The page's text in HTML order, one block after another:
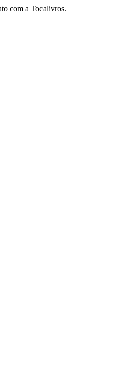
com a Tocalivros.